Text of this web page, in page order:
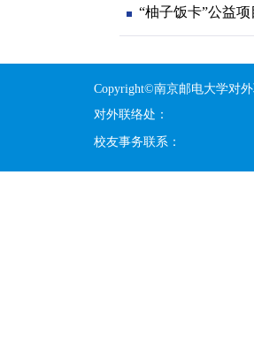
“柚子饭卡”公益
Copyright©南京邮电大学对
对外联络处：
校友事务联系：